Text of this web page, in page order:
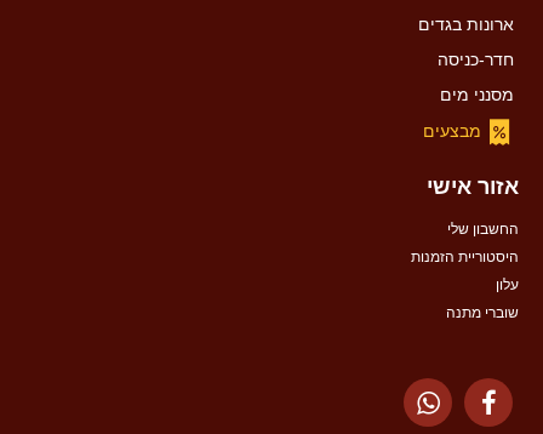
ארונות בגדים
חדר-כניסה
מסנני מים
מבצעים
אזור אישי
החשבון שלי
היסטוריית הזמנות
עלון
שוברי מתנה